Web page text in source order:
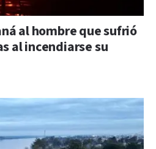
al hombre que sufrió
al incendiarse su